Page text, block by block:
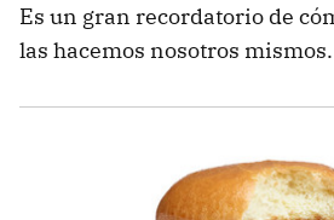
Es un gran recordatorio de
las hacemos nosotros mismos.